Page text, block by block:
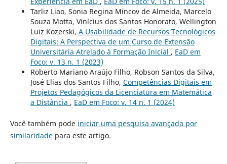
Tarliz Liao, Sonia Regina Mincov de Almeida, Marcelo
Souza Motta, Vinícius dos Santos Honorato, Wellington
Luiz Kozerski, A Usabilidade de Recursos Tecnológicos
Digitais: A Perspectiva de um Curso de Extensão
Universitária Atrelado à Formação Inicial , EaD em
Foco: v. 13 n. 1 (2023)
Roberto Mariano Araújo Filho, Robson Santos da Silva,
José Elias dos Santos Filho, Competências Digitais em
Projetos Pedagógicos da Licenciatura em Matemática
a Distância , EaD em Foco: v. 14 n. 1 (2024)
Você também pode iniciar uma pesquisa avançada por
similaridadepara este artigo.